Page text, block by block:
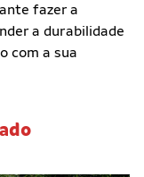
fazer a
a durabilidade
com a sua